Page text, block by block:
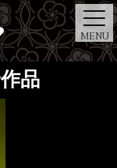
MENU
品